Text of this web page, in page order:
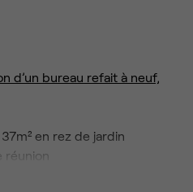
d’un bureau refait à neuf,
en rez de jardin
réunion
nombreux placards